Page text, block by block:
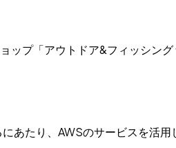
ップ「アウトドア&フィッシン
あたり、AWSのサービスを活